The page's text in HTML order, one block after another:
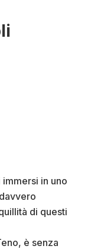
in uno
di questi
è senza